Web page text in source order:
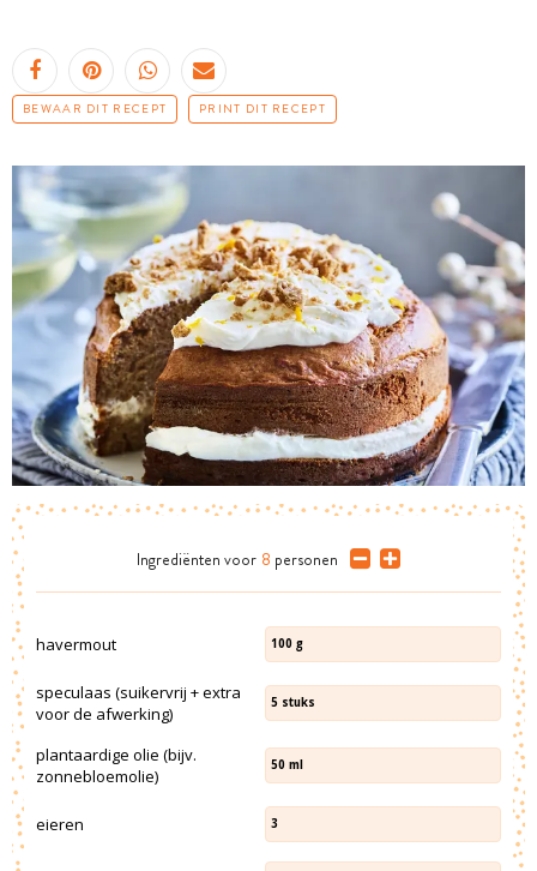
BEWAAR DIT RECEPT PRINT DIT RECEPT
Ingrediënten voor 8 personen
havermout 100 g
speculaas (suikervrij + extra
voor de afwerking)
5 stuks
plantaardige olie (bijv.
zonnebloemolie)
50 ml
eieren 3